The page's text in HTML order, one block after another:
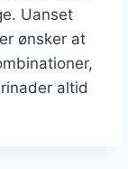
Uanset
ønsker at
altid